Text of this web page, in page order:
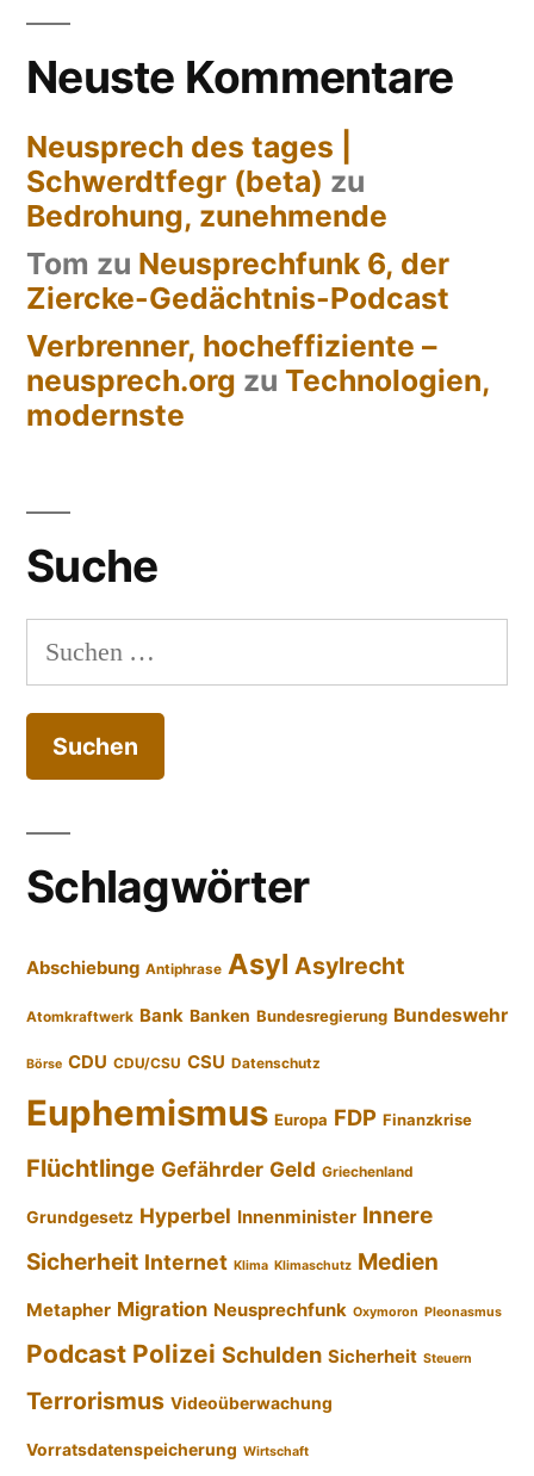
der
Beiträge
Neuste Kommentare
Neusprech des tages |
Schwerdtfegr (beta) zu
Bedrohung, zunehmende
Tom zu Neusprechfunk 6, der
Ziercke-Gedächtnis-Podcast
Verbrenner, hocheffiziente –
neusprech.org zu Technologien,
modernste
Suche
Suchen
nach:
Schlagwörter
Abschiebung Antiphrase Asyl Asylrecht
Atomkraftwerk Bank Banken Bundesregierung Bundeswehr
Börse CDU CDU/CSU CSU Datenschutz
Euphemismus Europa FDP Finanzkrise
Flüchtlinge Gefährder Geld Griechenland
Grundgesetz Hyperbel Innenminister Innere
Sicherheit Internet Klima Klimaschutz Medien
Metapher Migration Neusprechfunk Oxymoron Pleonasmus
Podcast Polizei Schulden Sicherheit Steuern
Terrorismus Videoüberwachung
Vorratsdatenspeicherung Wirtschaft